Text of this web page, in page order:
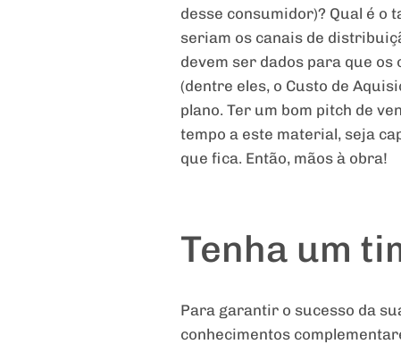
desse consumidor)? Qual é o
seriam os canais de
devem ser dados para que
(dentre eles, o Custo de
plano. Ter um bom pitch de
tempo a este material, seja
que fica. Então, mãos à obra!
Tenha um
Para garantir o sucesso da
conhecimentos